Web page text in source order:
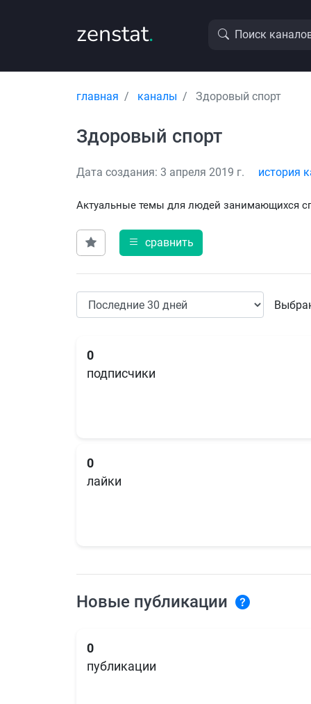
zenstat. Поиск
главная каналы Здоровый спорт
Здоровый спорт
Дата создания: 3 апреля 2019 г. история
Актуальные темы для людей занимающихся
сравнить
0
подписчики
0
лайки
Новые публикации
0
публикации